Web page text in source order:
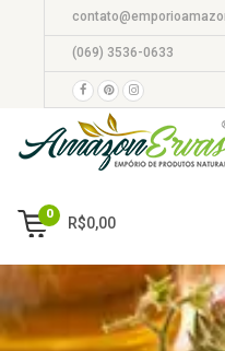
(069) 3536-0633
0
R$0,00